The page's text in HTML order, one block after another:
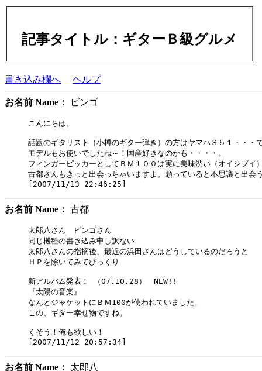
記事タイトル：ギターＢ級グルメ
書き込み欄へ ヘルプ
お名前 Name： ビンゴ
こんにちは。
話題のギタリスト（小樽のギター弾き）の方はヤマハＳ５１・・・
モデルもお使いでしたね～！国産好きなのかも・・・・。
フィンガーピッカーとしてＢＭ１００は実に美味渋い（オイシブイ
古都さんもきっと出会っちゃいますよ。願っていると不思議と出会
お名前 Name： 古都
太郎八さん　ビンゴさん
同じ機種の書き込み申し訳ない
太郎八さんの指摘後、最近の浜田さんはどうしているのだろうと
ＨＰを除いてみてびっくり
新アルバム発表！ （07.10.28）　NEW!!
『太陽の音楽』
なんとジャケットにＢＭ100が使われていました。
この、ギター幸せ物ですね。
くそう！俺も欲しい！
お名前 Name： 太郎八